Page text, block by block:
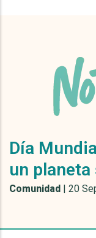
Día
un
Comunidad | 20